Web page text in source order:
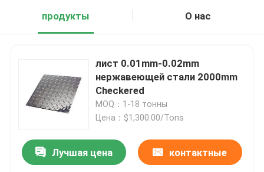
продукты
О нас
лист 0.01mm-0.02mm
нержавеющей стали 2000mm
Checkered
MOQ：1-18 тонны
Цена：$1,300.00/Tons
Лучшая цена контактные